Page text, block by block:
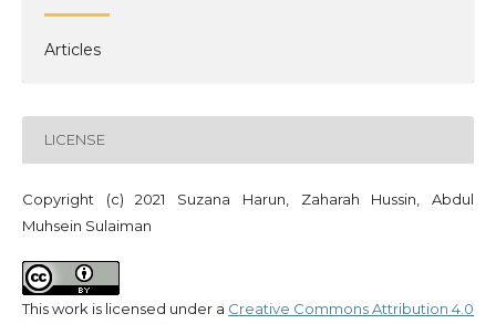
Articles
LICENSE
Copyright (c) 2021 Suzana Harun, Zaharah Hussin, Abdul
Muhsein Sulaiman
This work is licensed under a Creative Commons Attribution 4.0